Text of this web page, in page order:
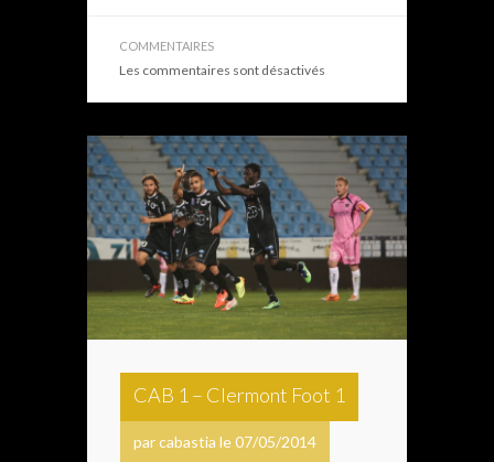
COMMENTAIRES
Les commentaires sont désactivés
CAB 1 – Clermont Foot 1
par cabastia le 07/05/2014